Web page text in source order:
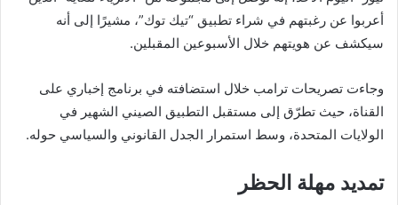
أعربوا عن رغبتهم في شراء تطبيق “تيك توك”، مشيرًا إلى أنه
سيكشف عن هويتهم خلال الأسبوعين المقبلين.
وجاءت تصريحات ترامب خلال استضافته في برنامج إخباري على
القناة، حيث تطرّق إلى مستقبل التطبيق الصيني الشهير في
الولايات المتحدة، وسط استمرار الجدل القانوني والسياسي حوله.
تمديد مهلة الحظر